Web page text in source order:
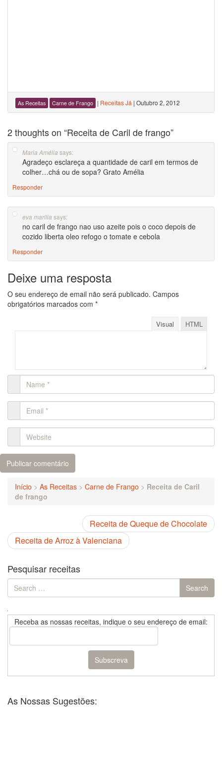
As Receitas Carne de Frango | Receitas Já | Outubro 2, 2012
2 thoughts on “Receita de Caril de frango”
Maria Amélia says:
Agradeço esclareça a quantidade de caril em termos de
colher…chá ou de sopa? Grato Amélia
Responder
eva marilia says:
no caril de frango nao uso azeite pois o coco depois de
cozido liberta oleo refogo o tomate e cebola
Responder
Deixe uma resposta
O seu endereço de email não será publicado. Campos
obrigatórios marcados com *
Visual HTML
Início > As Receitas > Carne de Frango > Receita de Caril
de frango
Receita de Queque de Chocolate
Receita de Arroz à Valenciana
Pesquisar receitas
Search
for:
Search
Receba as nossas receitas, indique o seu endereço de email:
As Nossas Sugestões: